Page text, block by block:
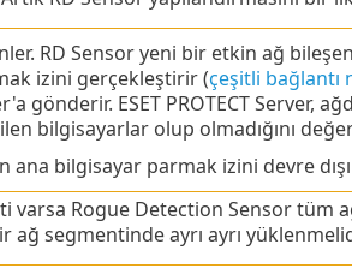
RD Sensor yeni bir etkin ağ
izini gerçekleştirir (çeşitli bağlantı
gönderir. ESET PROTECT Server,
bilgisayarlar olup olmadığını
ana bilgisayar parmak izini devre dışı
varsa Rogue Detection Sensor tüm
ağ segmentinde ayrı ayrı